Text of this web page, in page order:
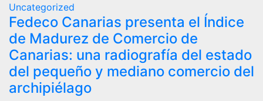
Uncategorized
Fedeco Canarias presenta el Índice
de Madurez de Comercio de
Canarias: una radiografía del estado
del pequeño y mediano comercio del
archipiélago